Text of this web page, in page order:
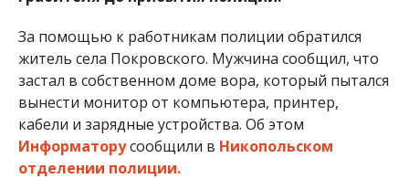
За помощью к работникам полиции обратился
житель села Покровского. Мужчина сообщил, что
застал в собственном доме вора, который пытался
вынести монитор от компьютера, принтер,
кабели и зарядные устройства. Об этом
Информаторусообщили в Никопольском
отделении полиции.